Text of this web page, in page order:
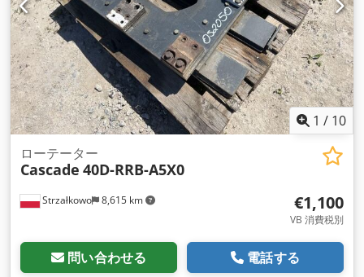
1 / 10
Strzałkowo 8,615 km
ローテーター
Cascade 40D-RRB-A5X0
€1,100
VB 消費税別
問い合わせる 電話する